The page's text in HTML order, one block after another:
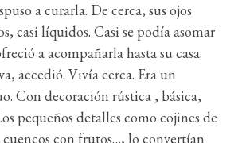
a curarla. De cerca, sus ojos
casi líquidos. Casi se podía asomar
a acompañarla hasta su casa.
accedió. Vivía cerca. Era un
Con decoración rústica , básica,
pequeños detalles como cojines de
cuencos con frutos…, lo convertían